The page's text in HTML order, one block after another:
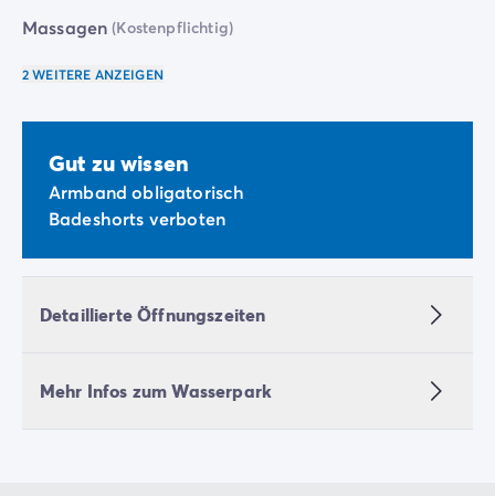
Massagen (Kostenpflichtig)
2 WEITERE ANZEIGEN
Gut zu wissen
Armband obligatorisch
Badeshorts verboten
Detaillierte Öffnungszeiten
Mehr Infos zum Wasserpark